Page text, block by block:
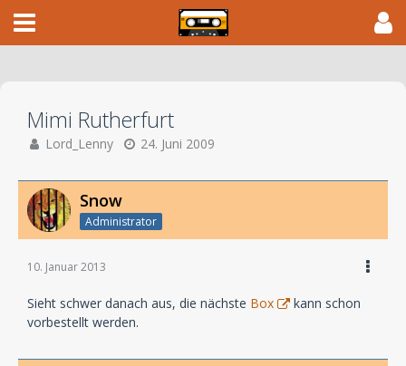
Mimi Rutherfurt
Lord_Lenny 24. Juni 2009
Snow
Administrator
10. Januar 2013
Sieht schwer danach aus, die nächste Box
kann schon
vorbestellt werden.